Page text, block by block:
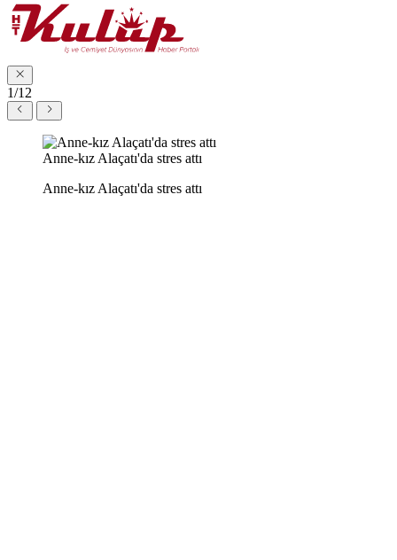
1/12
Anne-kız Alaçatı'da stres attı
Anne-kız Alaçatı'da stres attı